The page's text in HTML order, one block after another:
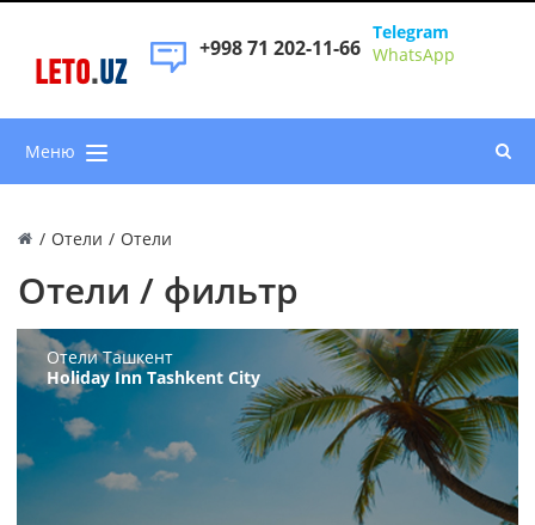
LETO.UZ
+998 71 202-11-66
Telegram
WhatsApp
Меню
/ Отели / Отели
Отели / фильтр
Отели Ташкент
Holiday Inn Tashkent City